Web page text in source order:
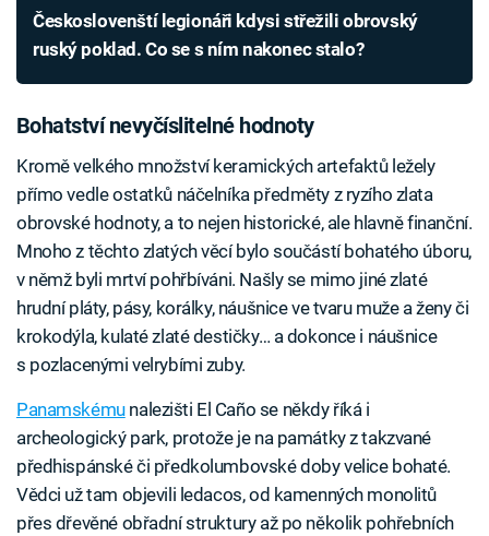
Českoslovenští legionáři kdysi střežili obrovský
ruský poklad. Co se s ním nakonec stalo?
Bohatství nevyčíslitelné hodnoty
Kromě velkého množství keramických artefaktů ležely
přímo vedle ostatků náčelníka předměty z ryzího zlata
obrovské hodnoty, a to nejen historické, ale hlavně finanční.
Mnoho z těchto zlatých věcí bylo součástí bohatého úboru,
v němž byli mrtví pohřbíváni. Našly se mimo jiné zlaté
hrudní pláty, pásy, korálky, náušnice ve tvaru muže a ženy či
krokodýla, kulaté zlaté destičky… a dokonce i náušnice
s pozlacenými velrybími zuby.
Panamskémunalezišti El Caño se někdy říká i
archeologický park, protože je na památky z takzvané
předhispánské či předkolumbovské doby velice bohaté.
Vědci už tam objevili ledacos, od kamenných monolitů
přes dřevěné obřadní struktury až po několik pohřebních